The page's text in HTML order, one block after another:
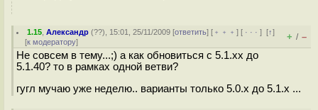
1.15 ,Александр (??), 15:01, 25/11/2009 [ответить] [ ﹢﹢﹢] [ · · ·][↑]
[к модератору] + / –
Не совсем в тему...;) а как обновиться с 5.1.xx до
5.1.40? то в рамках одной ветви?
гугл мучаю уже неделю.. варианты только 5.0.x до 5.1.x ...